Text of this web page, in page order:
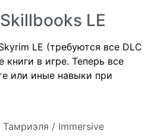
LE
LE (требуются все DLC
книги в игре. Теперь все
или иные навыки при